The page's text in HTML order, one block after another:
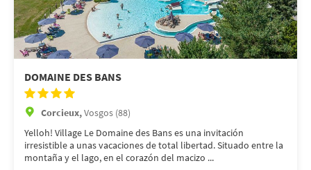
DOMAINE DES BANS
Corcieux,Vosgos (88)
Yelloh! Village Le Domaine des Bans es una invitación
irresistible a unas vacaciones de total libertad. Situado entre la
montaña y el lago, en el corazón del macizo ...